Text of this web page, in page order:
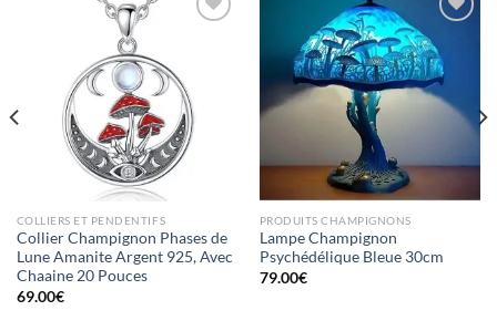
à la liste
d’envies
COLLIERS ET PENDENTIFS
Collier Champignon Phases de
Lune Amanite Argent 925, Avec
Chaaine 20 Pouces
69.00€
Ajouter
à la liste
d’envies
PRODUITS CHAMPIGNONS
Lampe Champignon
Psychédélique Bleue 30cm
79.00€